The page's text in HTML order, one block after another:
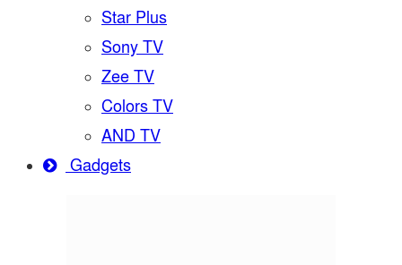
Star Plus
Sony TV
Zee TV
Colors TV
AND TV
Gadgets